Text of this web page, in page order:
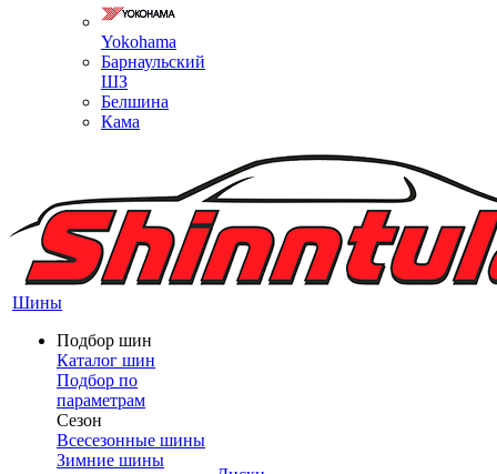
Yokohama
Барнаульский
ШЗ
Белшина
Кама
Шины
Подбор шин
Каталог шин
Подбор по
параметрам
Сезон
Всесезонные шины
Зимние шины